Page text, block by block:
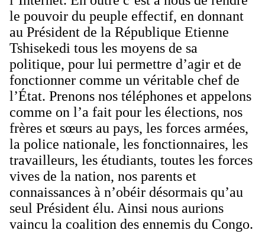
le pouvoir du peuple effectif, en donnant
au Président de la République Etienne
Tshisekedi tous les moyens de sa
politique, pour lui permettre d’agir et de
fonctionner comme un véritable chef de
l’État. Prenons nos téléphones et appelons
comme on l’a fait pour les élections, nos
frères et sœurs au pays, les forces armées,
la police nationale, les fonctionnaires, les
travailleurs, les étudiants, toutes les forces
vives de la nation, nos parents et
connaissances à n’obéir désormais qu’au
seul Président élu. Ainsi nous aurions
vaincu la coalition des ennemis du Congo.